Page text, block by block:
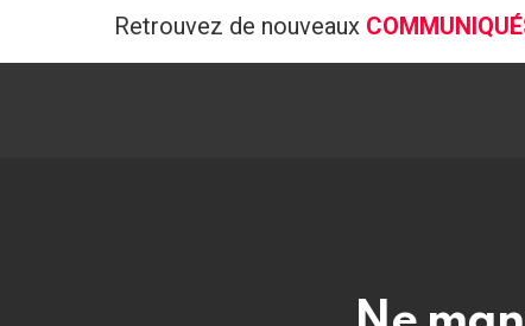
Retrouvez de nouveaux